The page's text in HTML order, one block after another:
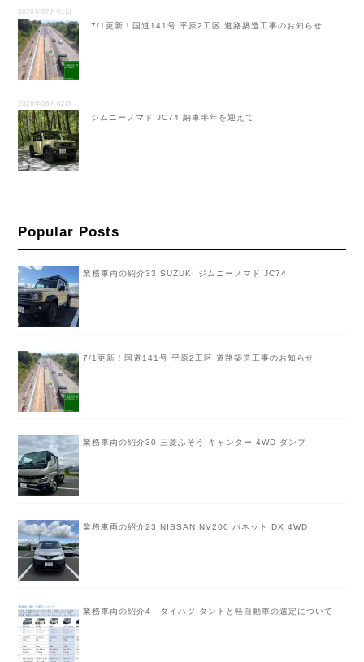
2026年07月01日
7/1更新！国道141号 平原2工区 道路築造工事のお知らせ
2026年06月02日
ジムニーノマド JC74 納車半年を迎えて
Popular Posts
業務車両の紹介33 SUZUKI ジムニーノマド JC74
7/1更新！国道141号 平原2工区 道路築造工事のお知らせ
業務車両の紹介30 三菱ふそう キャンター 4WD ダンプ
業務車両の紹介23 NISSAN NV200 バネット DX 4WD
業務車両の紹介4 ダイハツ タントと軽自動車の選定について